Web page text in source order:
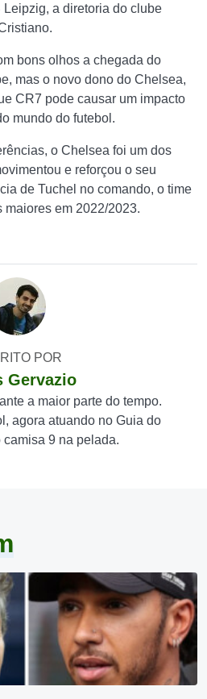
a diretoria do clube
bons olhos a chegada do
mas o novo dono do Chelsea,
CR7 pode causar um impacto
mundo do futebol.
o Chelsea foi um dos
e reforçou o seu
de Tuchel no comando, o time
maiores em 2022/2023.
POR
Gervazio
a maior parte do tempo.
agora atuando no Guia do
camisa 9 na pelada.